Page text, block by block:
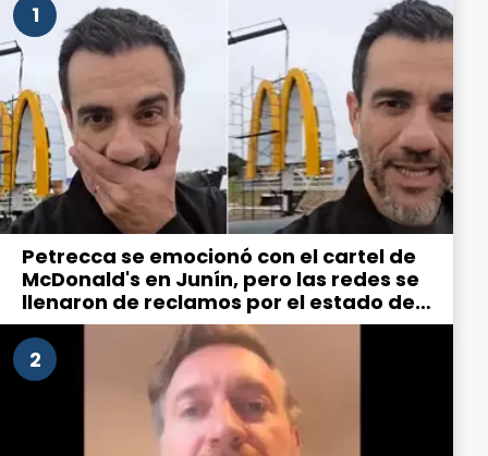
1
Petrecca se emocionó con el cartel de
McDonald's en Junín, pero las redes se
llenaron de reclamos por el estado de
la ciudad
2